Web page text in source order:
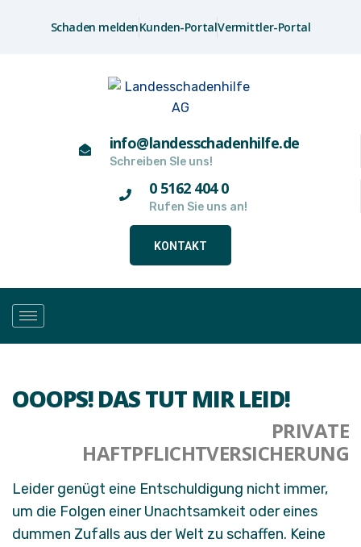
Schaden meldenKunden-PortalVermittler-Portal
info@landesschadenhilfe.de
Schreiben SIe uns!
0 5162 404 0
Rufen Sie uns an!
KONTAKT
OOOPS! DAS TUT MIR LEID!
PRIVATE
HAFTPFLICHTVERSICHERUNG
Leider genügt eine Entschuldigung nicht immer,
um die Folgen einer Unachtsamkeit oder eines
dummen Zufalls aus der Welt zu schaffen. Keine